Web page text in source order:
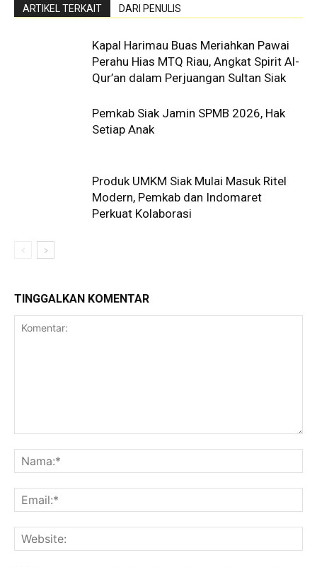
ARTIKEL TERKAIT DARI PENULIS
Kapal Harimau Buas Meriahkan Pawai
Perahu Hias MTQ Riau, Angkat Spirit Al-
Qur’an dalam Perjuangan Sultan Siak
Pemkab Siak Jamin SPMB 2026, Hak
Setiap Anak
Produk UMKM Siak Mulai Masuk Ritel
Modern, Pemkab dan Indomaret
Perkuat Kolaborasi
TINGGALKAN KOMENTAR